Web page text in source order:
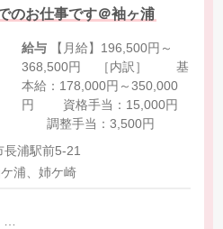
のお仕事です＠袖ヶ浦
給与
368,500円 ［内訳］ 基
本給：178,000円～350,000
円 資格手当：15,000円
調整手当：3,500円
浦駅前5-21
浦、姉ケ崎